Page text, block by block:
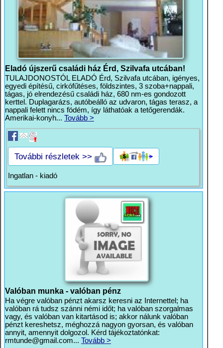
Eladó újszerű családi ház Érd, Szilvafa utcában!
TULAJDONOSTÓL ELADÓ Érd, Szilvafa utcában, igényes,
egyedi építésű, cirkófűtéses, földszintes, 3 szoba+nappali,
tágas, jó elrendezésű családi ház, 680 nm-es gondozott
kerttel. Duplagarázs, autóbeálló az udvaron, tágas terasz, a
nappali felett nincs födém, így láthatóak a tetőgerendák.
Amerikai-konyh... Tovább >
További részletek >>
Ingatlan - kiadó
Valóban munka - valóban pénz
Ha végre valóban pénzt akarsz keresni az Internettel; ha
valóban rá tudsz szánni némi időt; ha valóban szorgalmas
vagy, és valóban van kitartásod is; akkor nálunk valóban
pénzt kereshetsz, méghozzá nagyon gyorsan, és valóban
annyit, amennyit dolgozol. Kérd tájékoztatónkat:
rmtunde@gmail.com... Tovább >